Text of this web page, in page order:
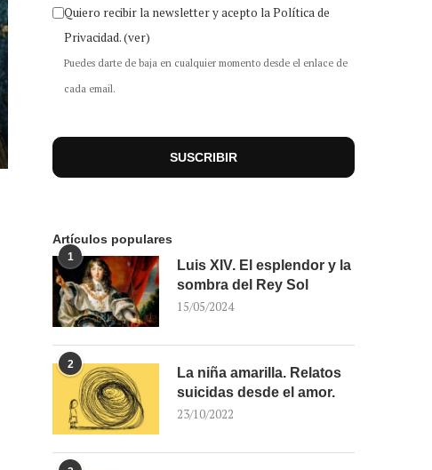
Quiero recibir la newsletter y acepto la Política de
Privacidad.(ver)
Puedes darte de baja en cualquier momento desde el enlace de
cada email.
Artículos populares
1
Luis XIV. El esplendor y la
sombra del Rey Sol
15/05/2024
2
La niña amarilla. Relatos
suicidas desde el amor.
23/10/2022